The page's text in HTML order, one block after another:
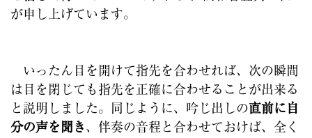
が申し上げています。
いったん目を開けて指先を合わせれば、次の瞬間
は目を閉じても指先を正確に合わせることが出来る
と説明しました。同じように、吟じ出しの直前に自
分の声を聞き 、伴奏の音程と合わせておけば、全く